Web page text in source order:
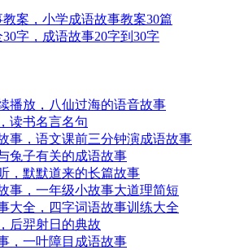
案，小学成语故事教案30篇
字，成语故事20字到30字
播放，八仙过海的语音故事
读书名言名句
事，语文课前三分钟演成语故事
兔子有关的成语故事
，默默道来的长篇故事
事，一年级小故事大道理简短
大全，四字词语故事训练大全
后羿射日的典故
，一叶障目成语故事